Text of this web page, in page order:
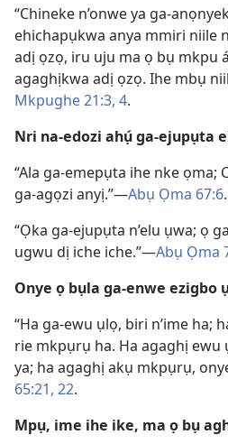
“Chineke n’onwe ya ga-
ehichapụkwa anya mmiri niile
adị ọzọ, iru uju ma ọ bụ mkpu
agaghịkwa adị ọzọ. Ihe mbụ
Mkpughe 21:3, 4.
Nri na-edozi ahụ́ ga-ejupụta
“Ala ga-emepụta ihe nke ọma;
ga-agọzi anyị.”—Abụ Ọma 67:6.
“Ọka ga-ejupụta n’elu ụwa; ọ
ugwu dị iche iche.”—Abụ Ọma
Onye ọ bụla ga-enwe ezigbo
“Ha ga-ewu ụlọ, biri n’ime ha;
rie mkpụrụ ha. Ha agaghị ewu
ya; ha agaghị akụ mkpụrụ,
65:21, 22.
Mpụ, ime ihe ike, ma ọ bụ